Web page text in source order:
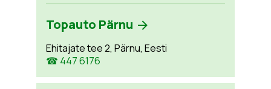
Topauto Pärnu
Ehitajate tee 2, Pärnu, Eesti
☎ 447 6176